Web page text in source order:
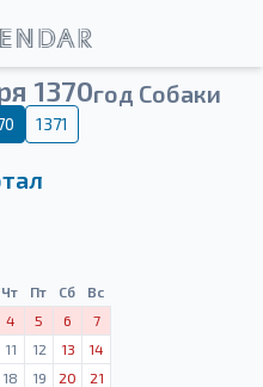
1370год Собаки
1371
Чт Пт Сб
Вс
4 5 6
7
11 12 13
14
18 19 20
21